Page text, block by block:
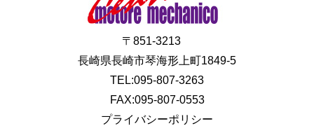
〒851-3213
長崎県長崎市琴海形上町1849-5
TEL:095-807-3263
FAX:095-807-0553
プライバシーポリシー